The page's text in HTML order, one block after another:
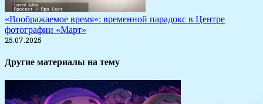
«Воображаемое время»: временной парадокс в Центре
фотографии «Март»
25.07.2025
Другие материалы на тему